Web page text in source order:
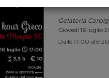
RADIO
Gelateria
Giovedì 16 luglio
Dalle 17:00 alle